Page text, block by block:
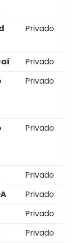
Privado
Privado
Privado
Privado
Privado
Privado
Privado
Privado